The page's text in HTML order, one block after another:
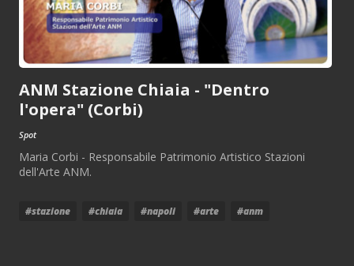
ANM Stazione Chiaia - "Dentro
l'opera" (Corbi)
Spot
Maria Corbi - Responsabile Patrimonio Artistico Stazioni
dell'Arte ANM.
#stazione #chiaia #napoli #arte #anm